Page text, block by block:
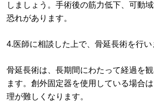
しましょう。手術後の筋力低下、可動
恐れがあります。
4.医師に相談した上で、骨延長術を行い
骨延長術は、長期間にわたって経過を
ます。創外固定器を使用している場合
理が難しくなります。